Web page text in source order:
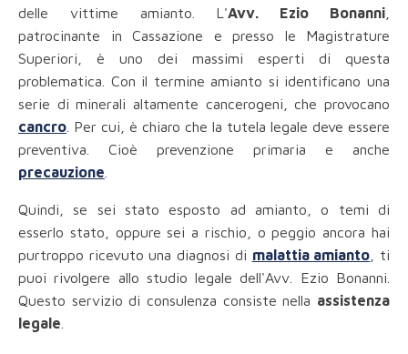
delle vittime amianto. L'Avv. Ezio Bonanni
patrocinante in Cassazione e presso le Magistrature
Superiori, è uno dei massimi esperti di questa
problematica. Con il termine amianto si identificano una
serie di minerali altamente cancerogeni, che provocano
cancro . Per cui, è chiaro che la tutela legale deve essere
preventiva. Cioè prevenzione primaria e anche
precauzione
Quindi, se sei stato esposto ad amianto, o temi di
esserlo stato, oppure sei a rischio, o peggio ancora hai
purtroppo ricevuto una diagnosi di malattia amianto , ti
puoi rivolgere allo studio legale dell'Avv. Ezio Bonanni.
Questo servizio di consulenza consiste nella assistenza
legale